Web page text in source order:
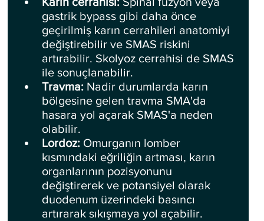
gastrik bypass gibi daha önce
geçirilmiş karın cerrahileri anatomiyi
değiştirebilir ve SMAS riskini
artırabilir. Skolyoz cerrahisi de SMAS
ile sonuçlanabilir.
Travma: Nadir durumlarda karın
bölgesine gelen travma SMA'da
hasara yol açarak SMAS'a neden
olabilir.
Lordoz: Omurganın lomber
kısmındaki eğriliğin artması, karın
organlarının pozisyonunu
değiştirerek ve potansiyel olarak
duodenum üzerindeki basıncı
artırarak sıkışmaya yol açabilir.